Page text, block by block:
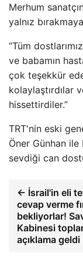
Merhum
yalnız
“Tüm
ve babamın
çok teşekkür
kolaylaştırdılar
hissettirdiler.”
TRT'nin eski
Öner Günhan ile
sevdiği can
← İsrail'in eli
cevap verme
bekliyorlar!
Kabinesi
açıklama geldi